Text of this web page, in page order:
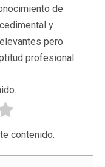
de
y
pero
profesional.
contenido.